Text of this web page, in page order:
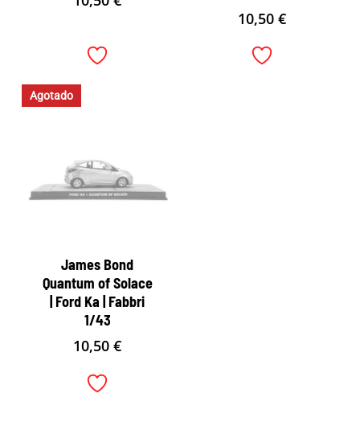
10,50 €
Agotado
James Bond
Quantum of Solace
| Ford Ka | Fabbri
1/43
10,50€